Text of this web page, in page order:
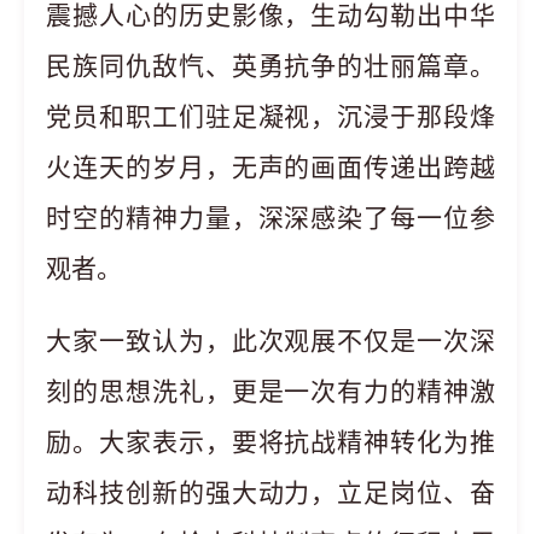
震撼人心的历史影像，生动勾勒出中华
民族同仇敌忾、英勇抗争的壮丽篇章。
党员和职工们驻足凝视，沉浸于那段烽
火连天的岁月，无声的画面传递出跨越
时空的精神力量，深深感染了每一位参
观者。
大家一致认为，此次观展不仅是一次深
刻的思想洗礼，更是一次有力的精神激
励。大家表示，要将抗战精神转化为推
动科技创新的强大动力，立足岗位、奋